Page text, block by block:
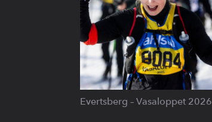
Evertsberg – Vasaloppet 2026